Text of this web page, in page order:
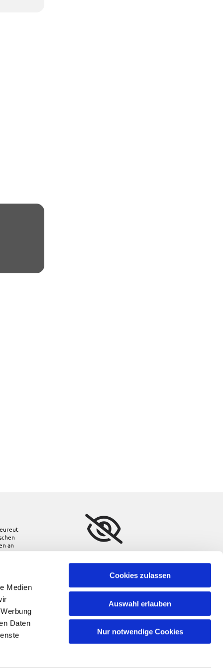
Medien
Daten
Cookies zulassen
Auswahl erlauben
Nur notwendige Cookies
an
Bitte akzeptieren Sie
Marketing-Cookies, um
diese Karte anzuzeigen.
Accept cookies